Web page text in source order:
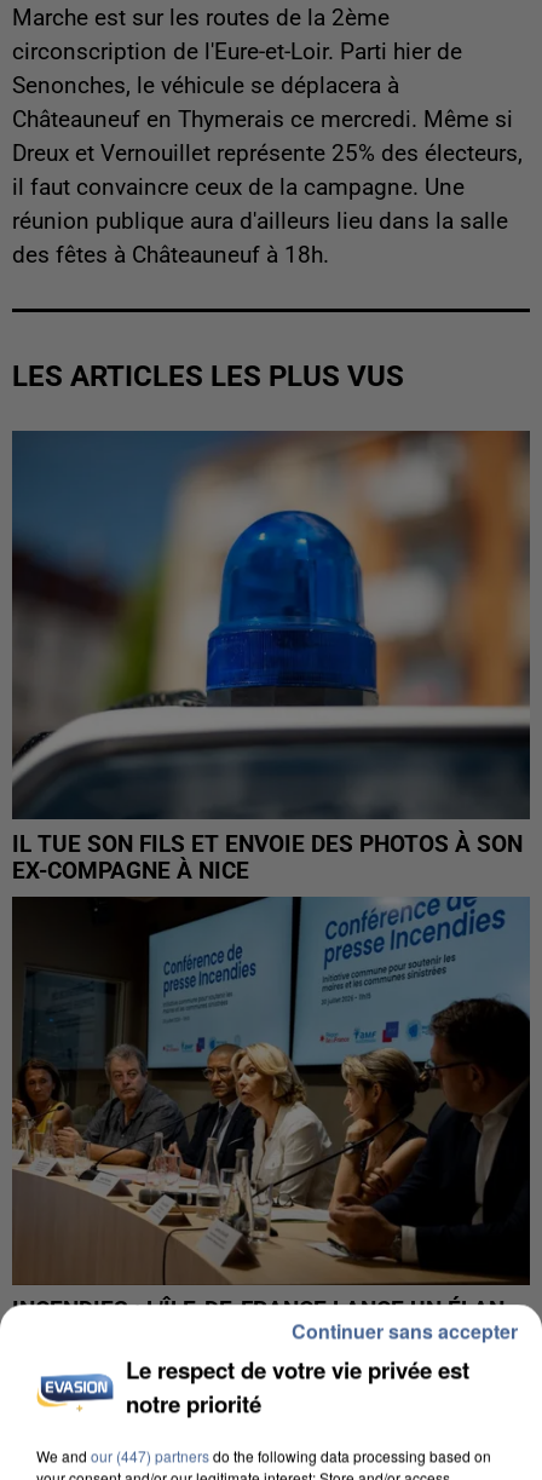
Marche est sur les routes de la 2ème
circonscription de l'Eure-et-Loir. Parti hier de
Senonches, le véhicule se déplacera à
Châteauneuf en Thymerais ce mercredi. Même si
Dreux et Vernouillet représente 25% des électeurs,
il faut convaincre ceux de la campagne. Une
réunion publique aura d'ailleurs lieu dans la salle
des fêtes à Châteauneuf à 18h.
LES ARTICLES LES PLUS VUS
IL TUE SON FILS ET ENVOIE DES PHOTOS À SON
EX-COMPAGNE À NICE
INCENDIES : L’ÎLE-DE-FRANCE LANCE UN ÉLAN
DE SOLIDARITÉ AVEC LES...
Le respect de votre vie privée est
notre priorité
We and our (447) partnersdo the following data processing based on
Continuer sans accepter